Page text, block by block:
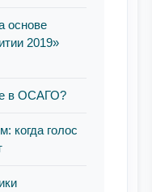
основе
2019»
в ОСАГО?
когда голос